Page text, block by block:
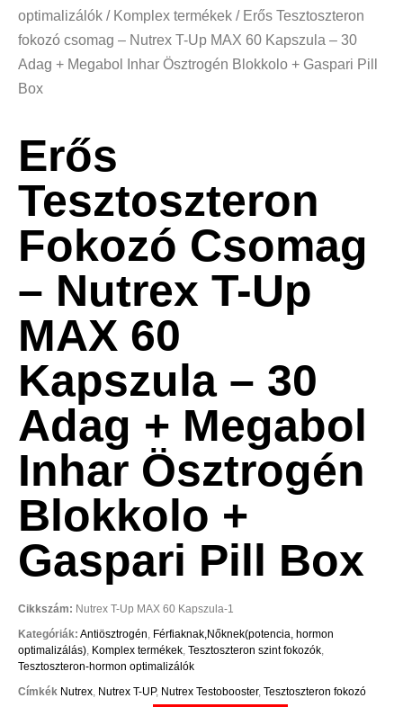
optimalizálók / Komplex termékek / Erős Tesztoszteron
fokozó csomag – Nutrex T-Up MAX 60 Kapszula – 30
Adag + Megabol Inhar Ösztrogén Blokkolo + Gaspari Pill
Box
Erős
Tesztoszteron
Fokozó Csomag
– Nutrex T-Up
MAX 60
Kapszula – 30
Adag + Megabol
Inhar Ösztrogén
Blokkolo +
Gaspari Pill Box
Cikkszám: Nutrex T-Up MAX 60 Kapszula-1
Kategóriák: Antiösztrogén, Férfiaknak,Nőknek(potencia, hormon
optimalizálás), Komplex termékek, Tesztoszteron szint fokozók,
Tesztoszteron-hormon optimalizálók
Címkék Nutrex, Nutrex T-UP, Nutrex Testobooster, Tesztoszteron fokozó